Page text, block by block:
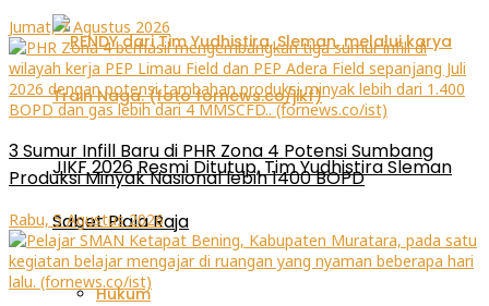
JIKF 2026 Resmi Ditutup, Tim Yudhistira Sleman
Sabet Piala Raja
Hukum
Jumat, 7 Agustus 2026
3 Sumur Infill Baru di PHR Zona 4 Potensi Sumbang
Produksi Minyak Nasional lebih 1400 BOPD
Rabu, 5 Agustus 2026